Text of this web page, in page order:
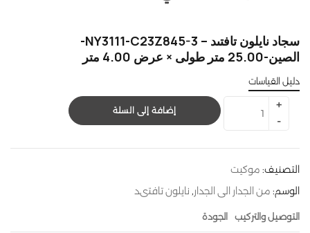
سجاد نايلون تافتىد – NY3111-C23Z845-3-
الصين-25.00 متر طولى × عرض 4.00 متر
دليل القياسات
إضافة إلى السلة
التصنيف: موكيت
الوسم: من الجدار الى الجدار, نايلون تافتىد
التوصيل والتركيب الجودة